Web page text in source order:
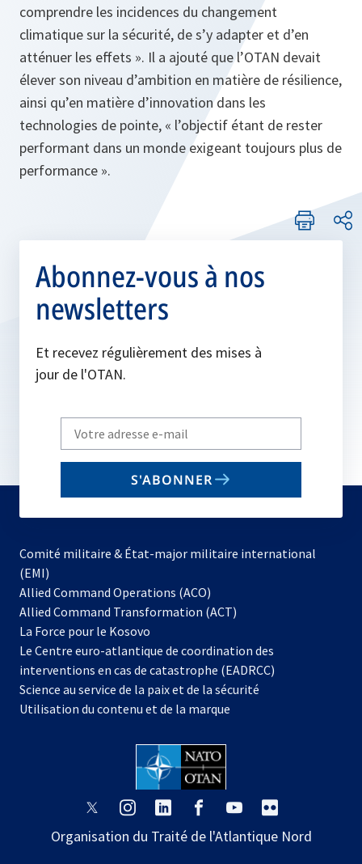
comprendre les incidences du changement
climatique sur la sécurité, de s’y adapter et d’en
atténuer les effets ». Il a ajouté que l’OTAN devait
élever son niveau d’ambition en matière de résilience,
ainsi qu’en matière d’innovation dans les
technologies de pointe, « l’objectif étant de rester
performant dans un monde exigeant toujours plus de
performance ».
Abonnez-vous à nos
newsletters
Et recevez régulièrement des mises à
jour de l'OTAN.
Write
your
email
S'ABONNER
Comité militaire & État-major militaire international
(EMI)
Allied Command Operations (ACO)
dans
nouvel
onglet
Allied Command Transformation (ACT)
La Force pour le Kosovo
dans
un
nouvel
onglet
Le Centre euro-atlantique de coordination des
interventions en cas de catastrophe (EADRCC)
Science au service de la paix et de la sécurité
Utilisation du contenu et de la marque
s’ouvre
un
s’ouvre
un
s’ouvre
un
s’ouvre
un
s’ouvre
un
un
Organisation du Traité de l'Atlantique Nord